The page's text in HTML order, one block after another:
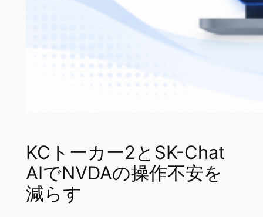
KCトーカー2とSK-Chat
AIでNVDAの操作不安を
減らす